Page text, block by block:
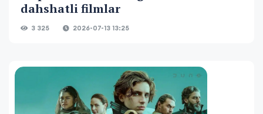
dahshatli filmlar
3 325 2026-07-13 13:25